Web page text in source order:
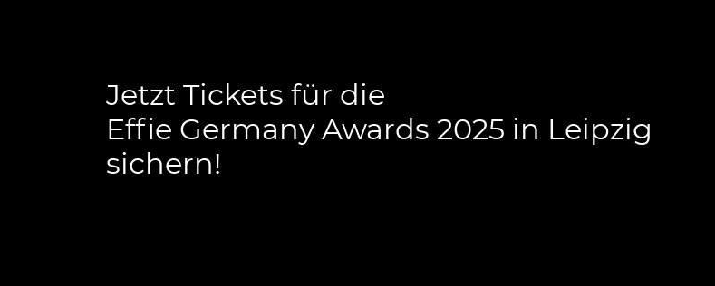
Jetzt Tickets für die
Effie Germany Awards 2025 in Leipzig
sichern!